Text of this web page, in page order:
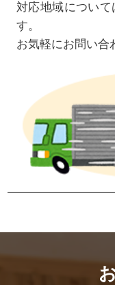
対応地域について
す。
お気軽にお問い合